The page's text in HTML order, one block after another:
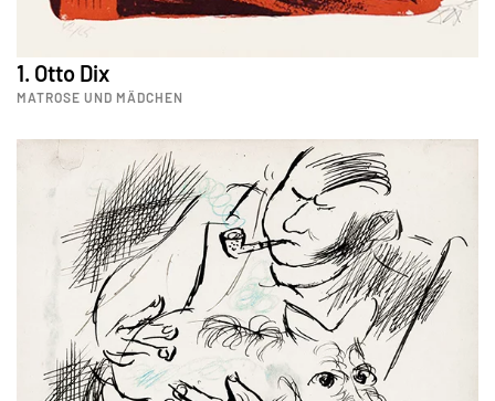
1. Otto Dix
MATROSE UND MÄDCHEN